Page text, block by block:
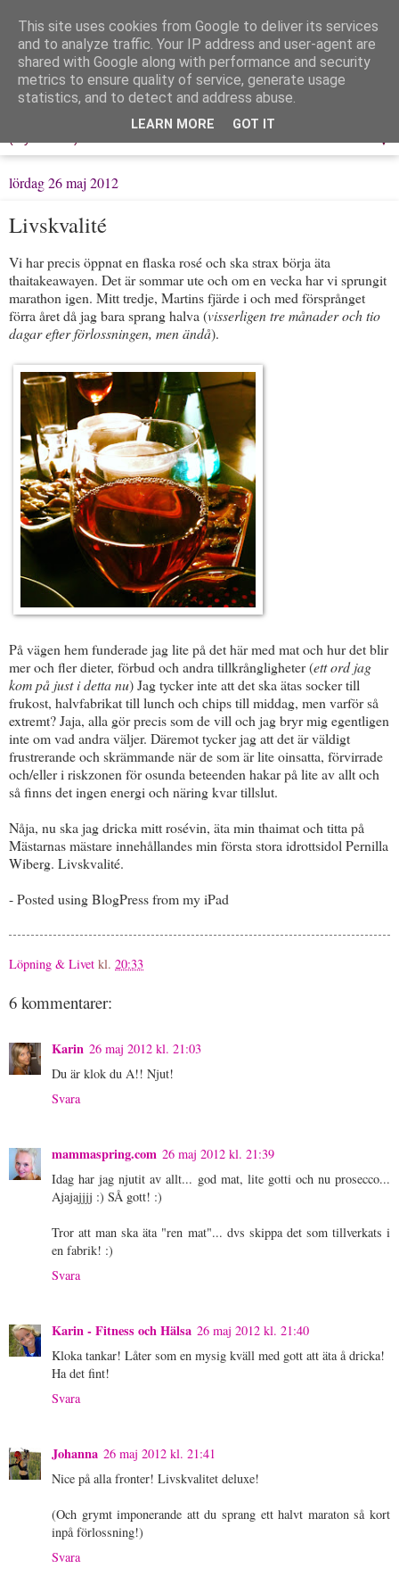
Löpning & Livet
Mitt liv, mina tankar & min träning
▼
lördag 26 maj 2012
Livskvalité
Vi har precis öppnat en flaska rosé och ska strax börja äta
thaitakeawayen. Det är sommar ute och om en vecka har vi sprungit
marathon igen. Mitt tredje, Martins fjärde i och med försprånget
förra året då jag bara sprang halva (visserligen tre månader och tio
dagar efter förlossningen, men ändå).
På vägen hem funderade jag lite på det här med mat och hur det blir
mer och fler dieter, förbud och andra tillkrångligheter (ett ord jag
kom på just i detta nu) Jag tycker inte att det ska ätas socker till
frukost, halvfabrikat till lunch och chips till middag, men varför så
extremt? Jaja, alla gör precis som de vill och jag bryr mig egentligen
inte om vad andra väljer. Däremot tycker jag att det är väldigt
frustrerande och skrämmande när de som är lite oinsatta, förvirrade
och/eller i riskzonen för osunda beteenden hakar på lite av allt och
så finns det ingen energi och näring kvar tillslut.
Nåja, nu ska jag dricka mitt rosévin, äta min thaimat och titta på
Mästarnas mästare innehållandes min första stora idrottsidol Pernilla
Wiberg. Livskvalité.
- Posted using BlogPress from my iPad
Löpning & Livet kl. 20:33
6 kommentarer:
Karin 26 maj 2012 kl. 21:03
Du är klok du A!! Njut!
Svara
mammaspring.com 26 maj 2012 kl. 21:39
Idag har jag njutit av allt... god mat, lite gotti och nu prosecco...
Ajajajjjj :) SÅ gott! :)
Tror att man ska äta "ren mat"... dvs skippa det som tillverkats i
en fabrik! :)
Svara
Karin - Fitness och Hälsa 26 maj 2012 kl. 21:40
Kloka tankar! Låter som en mysig kväll med gott att äta å dricka!
Ha det fint!
Svara
Johanna 26 maj 2012 kl. 21:41
Nice på alla fronter! Livskvalitet deluxe!
(Och grymt imponerande att du sprang ett halvt maraton så kort
inpå förlossning!)
Svara
This site uses cookies from Google to deliver its services
and to analyze traffic. Your IP address and user-agent are
shared with Google along with performance and security
metrics to ensure quality of service, generate usage
statistics, and to detect and address abuse.
LEARN MORE GOT IT